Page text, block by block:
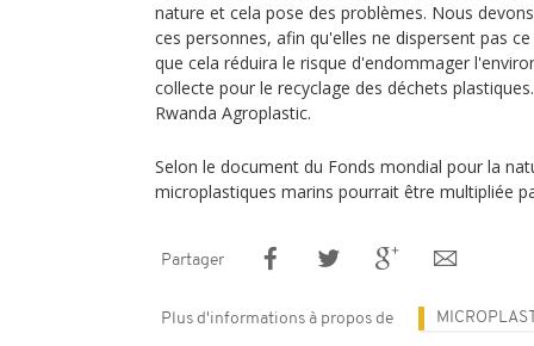
nature et cela pose des problèmes. Nous
ces personnes, afin qu'elles ne dispersent pas
que cela réduira le risque d'endommager
collecte pour le recyclage des déchets
Rwanda Agroplastic.
Selon le document du Fonds mondial pour la
microplastiques marins pourrait être multipliée
Partager
Plus d'informations à propos de